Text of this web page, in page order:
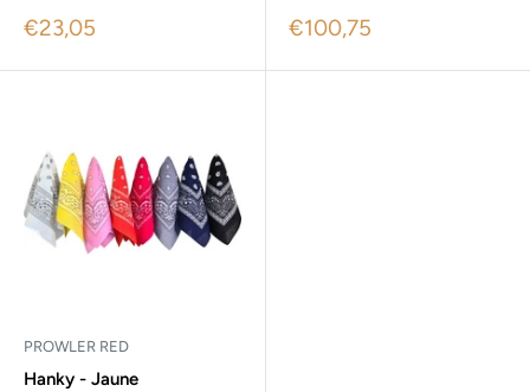
Sale
€23,05
Sale
€100,75
PROWLER RED
Hanky - Jaune